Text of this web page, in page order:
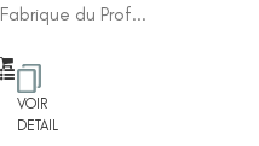
Fabrique du Prof...
VOIR
DETAIL